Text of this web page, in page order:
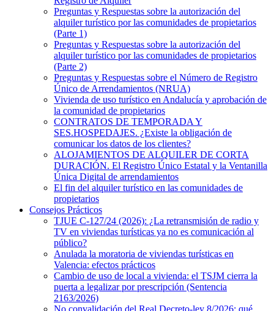
Preguntas y Respuestas sobre la autorización del
alquiler turístico por las comunidades de propietarios
(Parte 1)
Preguntas y Respuestas sobre la autorización del
alquiler turístico por las comunidades de propietarios
(Parte 2)
Preguntas y Respuestas sobre el Número de Registro
Único de Arrendamientos (NRUA)
Vivienda de uso turístico en Andalucía y aprobación de
la comunidad de propietarios
CONTRATOS DE TEMPORADA Y
SES.HOSPEDAJES. ¿Existe la obligación de
comunicar los datos de los clientes?
ALOJAMIENTOS DE ALQUILER DE CORTA
DURACIÓN. El Registro Único Estatal y la Ventanilla
Única Digital de arrendamientos
El fin del alquiler turístico en las comunidades de
propietarios
Consejos Prácticos
TJUE C-127/24 (2026): ¿La retransmisión de radio y
TV en viviendas turísticas ya no es comunicación al
público?
Anulada la moratoria de viviendas turísticas en
Valencia: efectos prácticos
Cambio de uso de local a vivienda: el TSJM cierra la
puerta a legalizar por prescripción (Sentencia
2163/2026)
No convalidación del Real Decreto-ley 8/2026: qué